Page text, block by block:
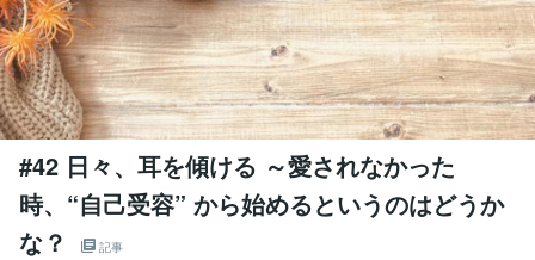
#42 日々、耳を傾ける ～愛されなかった
時、“自己受容” から始めるというのはどうか
な？
記事